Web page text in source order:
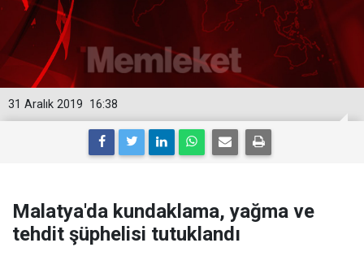
16:38
31 Aralık 2019
Malatya'da kundaklama, yağma ve
tehdit şüphelisi tutuklandı